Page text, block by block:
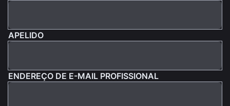
APELIDO
ENDEREÇO DE E-MAIL PROFISSIONAL